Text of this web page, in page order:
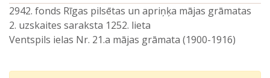
2942. fonds Rīgas pilsētas un apriņķa mājas grāmatas
2. uzskaites saraksta 1252. lieta
Ventspils ielas Nr. 21.a mājas grāmata (1900-1916)